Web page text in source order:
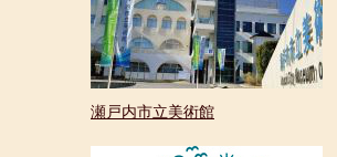
瀬戸内市立美術館